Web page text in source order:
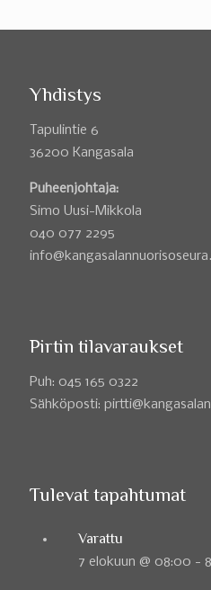
Yhdistys
Tapulintie 6
36200 Kangasala
Puheenjohtaja:
Simo Uusi-Mikkola
040 077 2295
Pirtin tilavaraukset
Puh: 045 165 0322
Sähköposti:
Tulevat tapahtumat
Varattu
7 elokuun @ 08:00 -